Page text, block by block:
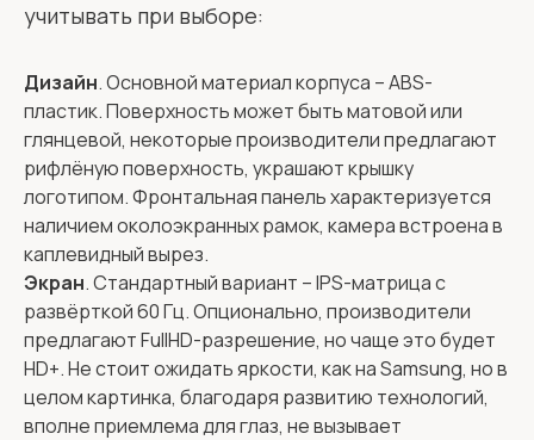
учитывать при выборе:
Дизайн. Основной материал корпуса – ABS-
пластик. Поверхность может быть матовой или
глянцевой, некоторые производители предлагают
рифлёную поверхность, украшают крышку
логотипом. Фронтальная панель характеризуется
наличием околоэкранных рамок, камера встроена в
каплевидный вырез.
Экран. Стандартный вариант – IPS-матрица с
развёрткой 60 Гц. Опционально, производители
предлагают FullHD-разрешение, но чаще это будет
HD+. Не стоит ожидать яркости, как на Samsung, но в
целом картинка, благодаря развитию технологий,
вполне приемлема для глаз, не вызывает